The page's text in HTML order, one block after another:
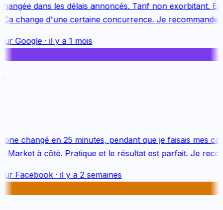
dans les délais annoncés. Tarif non exorbitant.
change d'une certaine concurrence. Je recommande
Google· il y a 1 mois
changé en 25 minutes, pendant que je faisais mes
à côté. Pratique et le résultat est parfait. Je
Facebook· il y a 2 semaines